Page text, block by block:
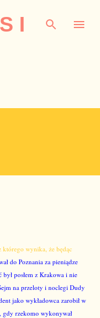
I
którego wynika, że będąc
do Poznania za pieniądze
posłem z Krakowa i nie
na przeloty i noclegi Dudy
jako wykładowca zarobił w
gdy rzekomo wykonywał